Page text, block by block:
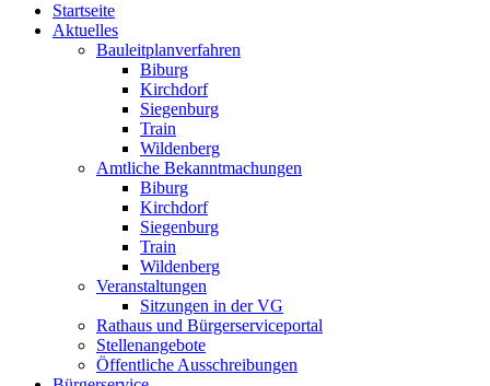
Startseite
Aktuelles
Bauleitplanverfahren
Biburg
Kirchdorf
Siegenburg
Train
Wildenberg
Amtliche Bekanntmachungen
Biburg
Kirchdorf
Siegenburg
Train
Wildenberg
Veranstaltungen
Sitzungen in der VG
Rathaus und Bürgerserviceportal
Stellenangebote
Öffentliche Ausschreibungen